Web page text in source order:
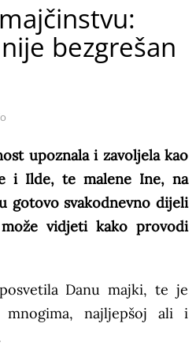
bezgrešan
upoznala i zavoljela kao
i Ilde, te malene Ine, na
gotovo svakodnevno dijeli
vidjeti kako provodi
Danu majki, te je
najljepšoj ali i